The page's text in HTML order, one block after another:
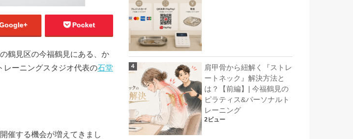
Pocket
鶴見区の今福鶴見にある、か
レーニングスタジオ代表の石堂
催する機会が増えてきまし
肩甲骨から紐解く『ストレ
ートネック』解決方法と
は？【前編】| 今福鶴見の
ピラティス&パーソナルト
レーニング
2ビュー